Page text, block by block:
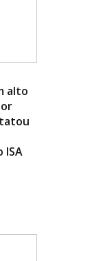
alto
ISA